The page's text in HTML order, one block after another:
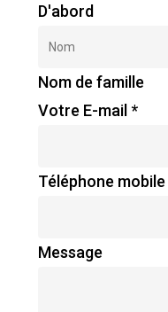
D'abord
Nom de famille
Votre E-mail*
Téléphone mobile
Message